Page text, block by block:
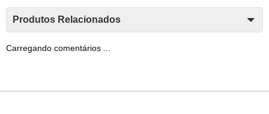
Produtos Relacionados
Carregando comentários ...